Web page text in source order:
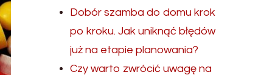
Dobór szamba do domu krok
po kroku. Jak uniknąć błędów
już na etapie planowania?
Czy warto zwrócić uwagę na